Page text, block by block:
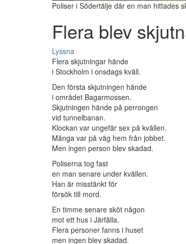
Poliser i Södertälje där en man hittades
Flera blev
Lyssna
Flera skjutningar hände
i Stockholm i onsdags kväll.
Den första skjutningen hände
i området Bagarmossen.
Skjutningen hände på perrongen
vid tunnelbanan.
Klockan var ungefär sex på kvällen.
Många var på väg hem från jobbet.
Men ingen person blev skadad.
Poliserna tog fast
en man senare under kvällen.
Han är misstänkt för
försök till mord.
En timme senare sköt någon
mot ett hus i Järfälla.
Flera personer fanns i huset
men ingen blev skadad.